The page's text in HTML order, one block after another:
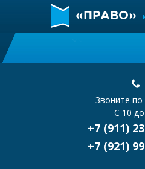
«ПРАВО»
Звоните по
С 10
+7 (911)
+7 (921)